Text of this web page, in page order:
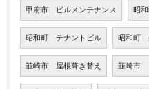
甲府市 ビルメンテナンス 昭
昭和町 テナントビル 昭和町
韮崎市 屋根葺き替え 韮崎市